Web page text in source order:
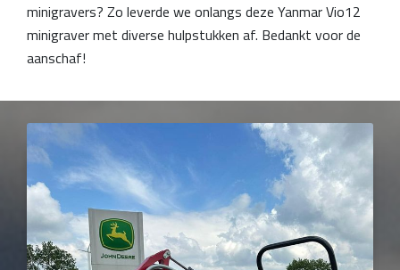
minigravers? Zo leverde we onlangs deze Yanmar Vio12
minigraver met diverse hulpstukken af. Bedankt voor de
aanschaf!